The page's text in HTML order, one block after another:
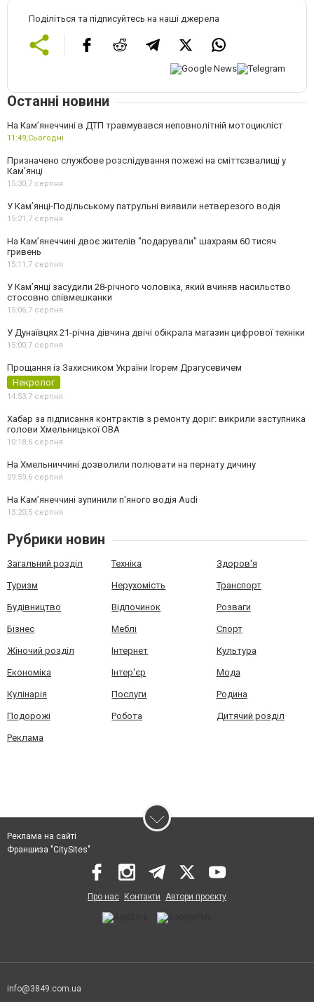
Поділіться та підписуйтесь на наші джерела
Останні новини
На Кам’янеччині в ДТП травмувався неповнолітній мотоцикліст
11:49,Сьогодні
Призначено службове розслідування пожежі на сміттєзвалищі у
Кам’янці
15:30,7 серпня
У Кам’янці-Подільському патрульні виявили нетверезого водія
15:21,7 серпня
На Камʼянеччині двоє жителів "подарували" шахраям 60 тисяч
гривень
15:11,7 серпня
У Камʼянці засудили 28-річного чоловіка, який вчиняв насильство
стосовно співмешканки
15:06,7 серпня
У Дунаївцях 21-річна дівчина двічі обікрала магазин цифрової техніки
15:00,7 серпня
Прощання із Захисником України Ігорем Драгусевичем
Некролог
14:53,7 серпня
Хабар за підписання контрактів з ремонту доріг: викрили заступника
голови Хмельницької ОВА
10:18,6 серпня
На Хмельниччині дозволили полювати на пернату дичину
09:59,6 серпня
На Камʼянеччині зупинили п'яного водія Audi
13:20,5 серпня
Рубрики новин
Загальний розділ Техніка Здоров'я
Туризм Нерухомість Транспорт
Будівництво Відпочинок Розваги
Бізнес Меблі Спорт
Жіночий розділ Інтернет Культура
Економіка Інтер'єр Мода
Кулінарія Послуги Родина
Подорожі Робота Дитячий розділ
Реклама
Реклама на сайті
Франшиза "CitySites"
Про нас Контакти Автори проєкту
info@3849.com.ua